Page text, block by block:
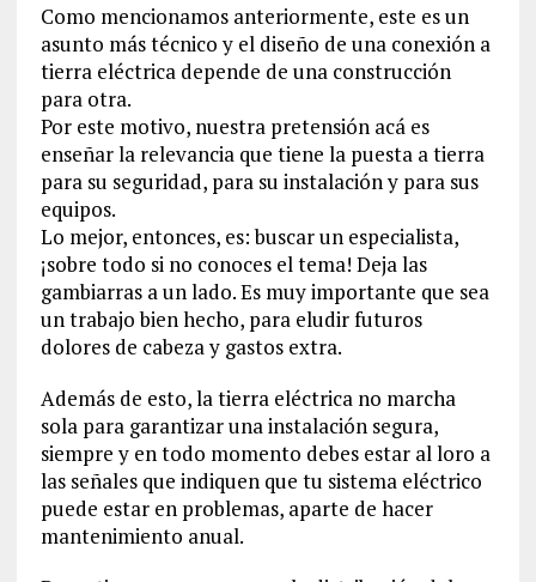
Como mencionamos anteriormente, este es un
asunto más técnico y el diseño de una conexión a
tierra eléctrica depende de una construcción
para otra.
Por este motivo, nuestra pretensión acá es
enseñar la relevancia que tiene la puesta a tierra
para su seguridad, para su instalación y para sus
equipos.
Lo mejor, entonces, es: buscar un especialista,
¡sobre todo si no conoces el tema! Deja las
gambiarras a un lado. Es muy importante que sea
un trabajo bien hecho, para eludir futuros
dolores de cabeza y gastos extra.
Además de esto, la tierra eléctrica no marcha
sola para garantizar una instalación segura,
siempre y en todo momento debes estar al loro a
las señales que indiquen que tu sistema eléctrico
puede estar en problemas, aparte de hacer
mantenimiento anual.